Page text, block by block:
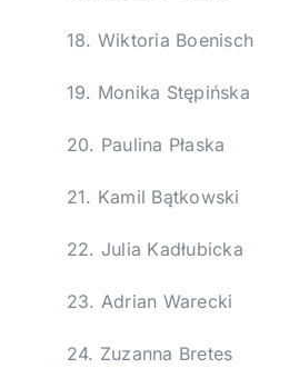
18. Wiktoria Boenisch
19. Monika Stępińska
20. Paulina Płaska
21. Kamil Bątkowski
22. Julia Kadłubicka
23. Adrian Warecki
24. Zuzanna Bretes